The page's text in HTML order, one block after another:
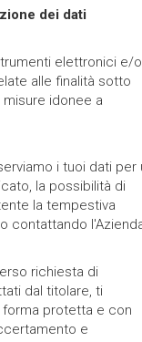
dei dati
elettronici e/o
alle finalità sotto
idonee a
i tuoi dati per
la possibilità di
la tempestiva
contattando
richiesta di
dal titolare, ti
forma protetta e con
e